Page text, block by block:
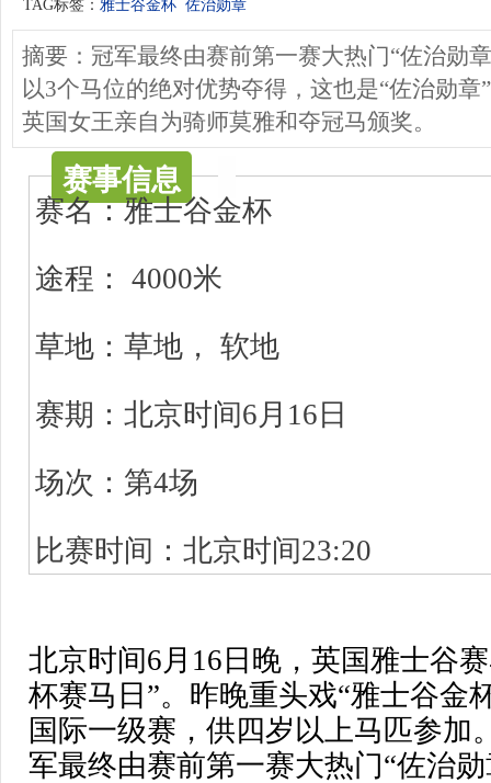
TAG标签： 雅士谷金杯 佐治勋章
摘要：冠军最终由赛前第一赛大热门“佐治勋章
以3个马位的绝对优势夺得，这也是“佐治勋
英国女王亲自为骑师莫雅和夺冠马颁奖。
赛事信息
赛名：雅士谷金杯
途程： 4000米
草地：草地， 软地
赛期：北京时间6月16日
场次：第4场
比赛时间：北京时间23:20
北京时间6月16日晚，英国雅士谷
杯赛马日”。昨晚重头戏“雅士谷金
国际一级赛，供四岁以上马匹参加
军最终由赛前第一赛大热门“佐治勋